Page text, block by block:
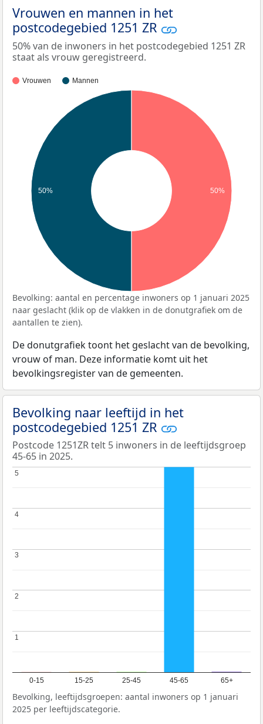
Vrouwen en mannen in het
postcodegebied 1251 ZR
50% van de inwoners in het postcodegebied 1251 ZR
staat als vrouw geregistreerd.
Vrouwen Mannen
50% 50%
Bevolking: aantal en percentage inwoners op 1 januari 2025
naar geslacht (klik op de vlakken in de donutgrafiek om de
aantallen te zien).
De donutgrafiek toont het geslacht van de bevolking,
vrouw of man. Deze informatie komt uit het
bevolkingsregister van de gemeenten.
Bevolking naar leeftijd in het
postcodegebied 1251 ZR
Postcode 1251ZR telt 5 inwoners in de leeftijdsgroep
45-65 in 2025.
0-15 15-25 25-45 45-65 65+
1
1
2
2
3
3
4
4
5
5
Bevolking, leeftijdsgroepen: aantal inwoners op 1 januari
2025 per leeftijdscategorie.